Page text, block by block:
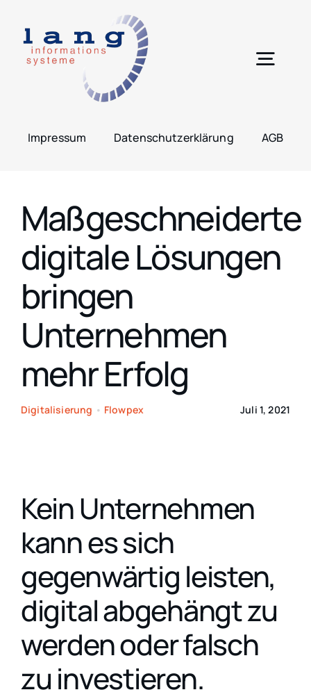
Inhalt
springen
Impressum Datenschutzerklärung AGB
Maßgeschneiderte
digitale Lösungen
bringen
Unternehmen
mehr Erfolg
Digitalisierung • Flowpex Juli 1, 2021
Kein Unternehmen
kann es sich
gegenwärtig leisten,
digital abgehängt zu
werden oder falsch
zu investieren.